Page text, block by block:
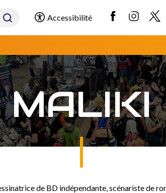
Accessibilité
MALIKI
de BD indépendante, scénariste de